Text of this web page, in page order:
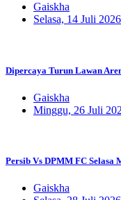
Gaiskha
Selasa, 14 Juli
Dipercaya Turun Lawan
Gaiskha
Minggu, 26 Juli
Persib Vs DPMM FC
Gaiskha